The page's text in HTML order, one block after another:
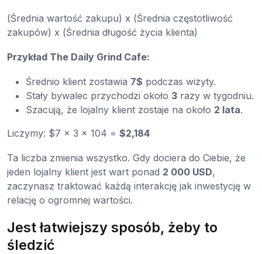
(Średnia wartość zakupu) x (Średnia częstotliwość
zakupów) x (Średnia długość życia klienta)
Przykład The Daily Grind Cafe:
Średnio klient zostawia 7$ podczas wizyty.
Stały bywalec przychodzi około 3 razy w tygodniu.
Szacują, że lojalny klient zostaje na około 2 lata.
Liczymy: $7 x 3 x 104 = $2,184
Ta liczba zmienia wszystko. Gdy dociera do Ciebie, że
jeden lojalny klient jest wart ponad 2 000 USD,
zaczynasz traktować każdą interakcję jak inwestycję w
relację o ogromnej wartości.
Jest łatwiejszy sposób, żeby to
śledzić